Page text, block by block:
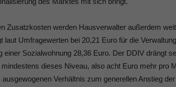
Zusatzkosten werden Hausverwalter außerdem
laut Umfragewerten bei 20,21 Euro für die
einer Sozialwohnung 28,36 Euro. Der DDIV drängt
dieses Niveau, also acht Euro mehr pro
ausgewogenen Verhältnis zum generellen Anstieg